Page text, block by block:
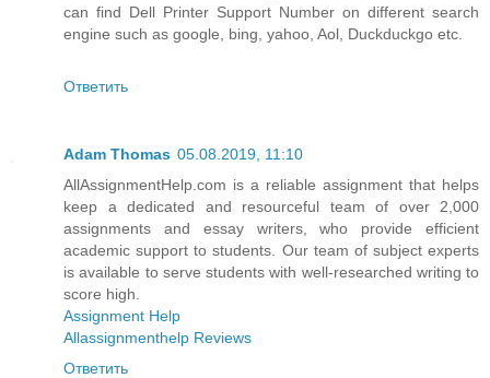
can find Dell Printer Support Number on different search
engine such as google, bing, yahoo, Aol, Duckduckgo etc.
Ответить
Adam Thomas 05.08.2019, 11:10
AllAssignmentHelp.com is a reliable assignment that helps
keep a dedicated and resourceful team of over 2,000
assignments and essay writers, who provide efficient
academic support to students. Our team of subject experts
is available to serve students with well-researched writing to
score high.
Assignment Help
Allassignmenthelp Reviews
Ответить